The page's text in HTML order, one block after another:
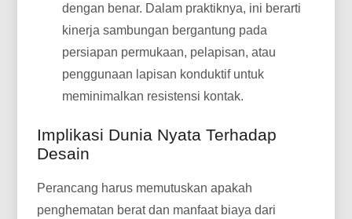
dengan benar. Dalam praktiknya, ini berarti
kinerja sambungan bergantung pada
persiapan permukaan, pelapisan, atau
penggunaan lapisan konduktif untuk
meminimalkan resistensi kontak.
Implikasi Dunia Nyata Terhadap
Desain
Perancang harus memutuskan apakah
penghematan berat dan manfaat biaya dari